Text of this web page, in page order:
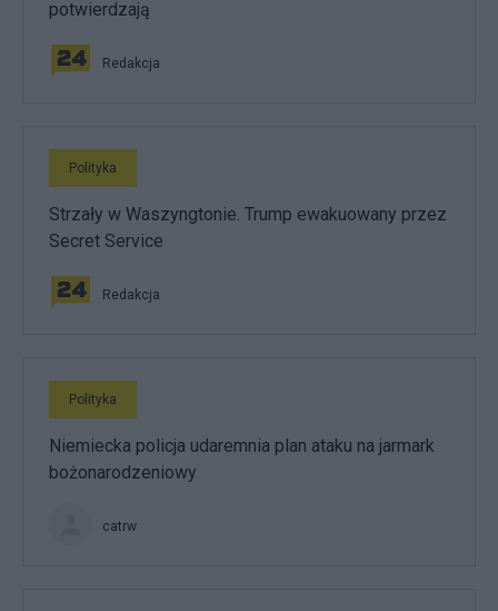
potwierdzają
Redakcja
Polityka
Strzały w Waszyngtonie. Trump ewakuowany przez
Secret Service
Redakcja
Polityka
Niemiecka policja udaremnia plan ataku na jarmark
bożonarodzeniowy
catrw